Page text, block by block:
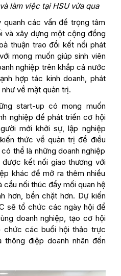
làm việc tại HSU vừa qua
các vấn đề trọng tâm
và xây dựng một cộng đồng
thuận trao đổi kết nối phát
mong muốn giúp sinh viên
nghiệp trên khắp cả nước
hợp tác kinh doanh, phát
về mặt quản trị.
start-up có mong muốn
nghiệp để phát triển cơ hội
mới khởi sự, lập nghiệp
thức về quản trị để điều
thể là những doanh nghiệp
kết nối giao thương với
khác để mở ra thêm nhiều
nối thúc đẩy mối quan hệ
hơn, bền chặt hơn. Dự kiến
sẽ tổ chức các ngày hội để
doanh nghiệp, tạo cơ hội
các buổi hội thảo trực
điệp doanh nhân đến